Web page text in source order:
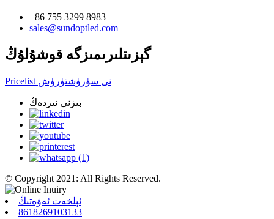
+86 755 3299 8983
sales@sundoptled.com
گېزىتلىرىمىزگە قوشۇلۇڭ
Pricelist نى سۈرۈشتۈرۈش
بىزنى ئىزدەڭ
© Copyright 2021: All Rights Reserved.
ئېلخەت ئەۋەتىڭ
8618269103133